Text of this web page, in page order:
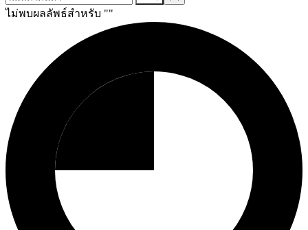
ไม่พบผลลัพธ์สำหรับ ""